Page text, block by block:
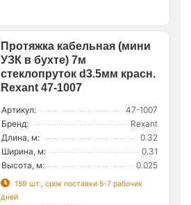
Протяжка кабельная (мини
УЗК в бухте) 7м
стеклопруток d3.5мм красн.
Rexant 47-1007
Артикул:
47-1007
Бренд:
Rexant
Длина, м:
0.32
Ширина, м:
0.31
Высота, м:
0.025
159 шт., срок поставки 5-7 рабочих
дней